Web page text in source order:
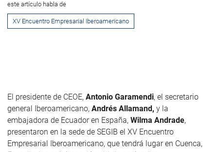
este artículo habla de
XV Encuentro Empresarial Iberoamericano
El presidente de CEOE, Antonio Garamendi, el secretario
general Iberoamericano, Andrés Allamand, y la
embajadora de Ecuador en España, Wilma Andrade,
presentaron en la sede de SEGIB el XV Encuentro
Empresarial Iberoamericano, que tendrá lugar en Cuenca,